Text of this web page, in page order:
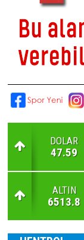
DOLAR
47.59
ALTIN
6513.8